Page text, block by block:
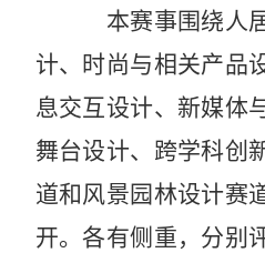
本赛事围绕人
计、时尚与相关产品
息交互设计、新媒体
舞台设计、跨学科创
道和风景园林设计赛
开。各有侧重，分别